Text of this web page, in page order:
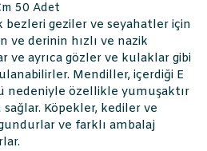
50 Adet
geziler ve seyahatler için
ve derinin hızlı ve nazik
ve ayrıca gözler ve kulaklar gibi
Mendiller, içerdiği E
nedeniyle özellikle yumuşaktır
Köpekler, kediler ve
ve farklı ambalaj